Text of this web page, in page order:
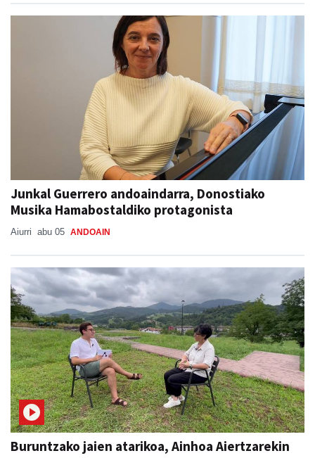
Junkal Guerrero andoaindarra, Donostiako
Musika Hamabostaldiko protagonista
Aiurri abu 05 ANDOAIN
Buruntzako jaien atarikoa, Ainhoa Aiertzarekin